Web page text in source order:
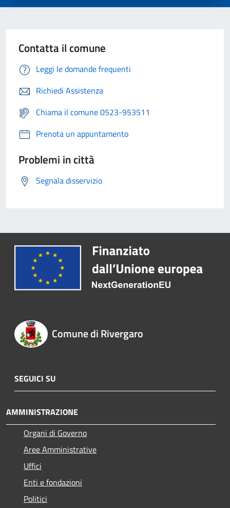
Contatta il comune
Leggi le domande frequenti
Richiedi Assistenza
Chiama il comune 0523-953511
Prenota un appuntamento
Problemi in città
Segnala disservizio
Comune di Rivergaro
SEGUICI SU
AMMINISTRAZIONE
Organi di Governo
Aree Amministrative
Uffici
Enti e fondazioni
Politici